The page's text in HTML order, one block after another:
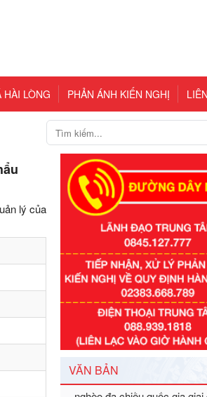
HÀI LÒNG PHẢN ÁNH KIẾN NGHỊ
lý của
VĂN BẢN
Số kí hiệu:351/2025/NĐ-
Tên: Nghị định số 351/2025/
của Chính phủ: Quy định
2026 - 2030
Ngày ban hành: 29/12/2026